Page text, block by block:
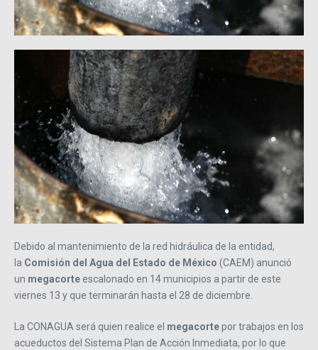
Debido al mantenimiento de la red hidráulica de la entidad,
la Comisión del Agua del Estado de México (CAEM) anunció
un megacorteescalonado en 14 municipios a partir de este
viernes 13 y que terminarán hasta el 28 de diciembre.
La CONAGUA será quien realice el megacortepor trabajos en los
acueductos del Sistema Plan de Acción Inmediata, por lo que